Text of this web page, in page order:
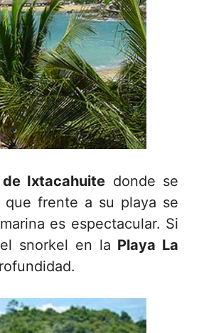
de Ixtacahuite donde se
frente a su playa se
es espectacular. Si
snorkel en la Playa La